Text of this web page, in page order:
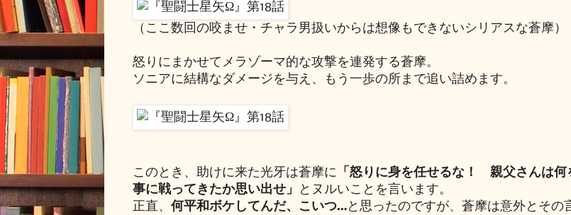
（ここ数回の咬ませ・チャラ男扱いからは想像もできないシリアスな蒼摩）
怒りにまかせてメラゾーマ的な攻撃を連発する蒼摩。
ソニアに結構なダメージを与え、もう一歩の所まで追い詰めます。
このとき、助けに来た光牙は蒼摩に 「怒りに身を任せるな！ 親父さんは何
事に戦ってきたか思い出せ」
とヌルいことを言います。
正直、 何平和ボケしてんだ、こいつ…と思ったのですが、蒼摩は意外とその